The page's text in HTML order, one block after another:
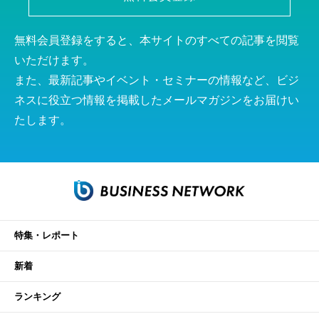
無料会員登録をすると、本サイトのすべての記事を閲覧
いただけます。
また、最新記事やイベント・セミナーの情報など、ビジ
ネスに役立つ情報を掲載したメールマガジンをお届けい
たします。
特集・レポート
新着
ランキング